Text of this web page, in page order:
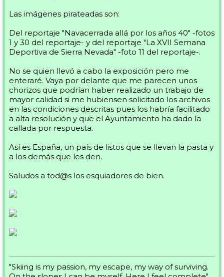
Las imágenes pirateadas son:
Del reportaje "Navacerrada allá por los años 40" -fotos
1 y 30 del reportaje- y del reportaje "La XVII Semana
Deportiva de Sierra Nevada" -foto 11 del reportaje-.
No se quien llevó a cabo la exposición pero me
enteraré. Vaya por delante que me parecen unos
chorizos que podrían haber realizado un trabajo de
mayor calidad si me hubiensen solicitado los archivos
en las condiciones descritas pues los habría facilitado
a alta resolución y que el Ayuntamiento ha dado la
callada por respuesta.
Así es España, un país de listos que se llevan la pasta y
a los demás que les den.
Saludos a tod@s los esquiadores de bien.
"Skiing is my passion, my escape, my way of surviving.